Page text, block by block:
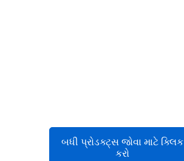
બધી પ્રોડક્ટ્સ જોવા માટે ક્લિક
કરો